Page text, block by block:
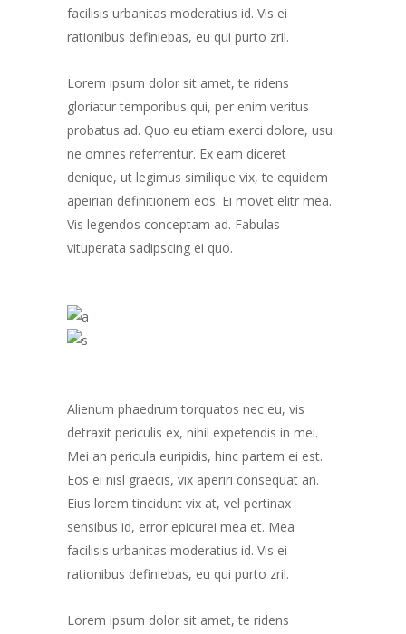
facilisis urbanitas moderatius id. Vis ei
rationibus definiebas, eu qui purto zril.
Lorem ipsum dolor sit amet, te ridens
gloriatur temporibus qui, per enim veritus
probatus ad. Quo eu etiam exerci dolore, usu
ne omnes referrentur. Ex eam diceret
denique, ut legimus similique vix, te equidem
apeirian definitionem eos. Ei movet elitr mea.
Vis legendos conceptam ad. Fabulas
vituperata sadipscing ei quo.
Alienum phaedrum torquatos nec eu, vis
detraxit periculis ex, nihil expetendis in mei.
Mei an pericula euripidis, hinc partem ei est.
Eos ei nisl graecis, vix aperiri consequat an.
Eius lorem tincidunt vix at, vel pertinax
sensibus id, error epicurei mea et. Mea
facilisis urbanitas moderatius id. Vis ei
rationibus definiebas, eu qui purto zril.
Lorem ipsum dolor sit amet, te ridens